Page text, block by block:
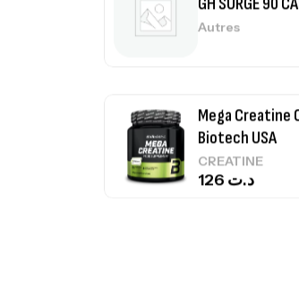
Biotech USA
CREATINE
100% Pure
د.ت269